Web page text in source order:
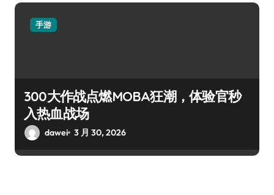
手游
300大作战点燃MOBA狂潮，体验官秒
入热血战场
dawei 3 月 30, 2026